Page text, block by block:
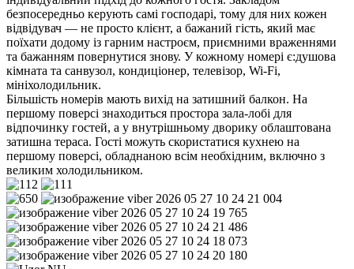
безпосередньо керують самі господарі, тому для них кожен
відвідувач — не просто клієнт, а бажаний гість, який має
поїхати додому із гарним настроєм, приємними враженнями
та бажанням повернутися знову. У кожному номері є:душова
кімната та санвузол, кондиціонер, телевізор, Wi-Fi,
мініхолодильник.
Більшість номерів мають вихід на затишний балкон. На
першому поверсі знаходиться простора зала-лобі для
відпочинку гостей, а у внутрішньому дворику облаштована
затишна тераса. Гості можуть скористатися кухнею на
першому поверсі, обладнаною всім необхідним, включно з
великим холодильником.